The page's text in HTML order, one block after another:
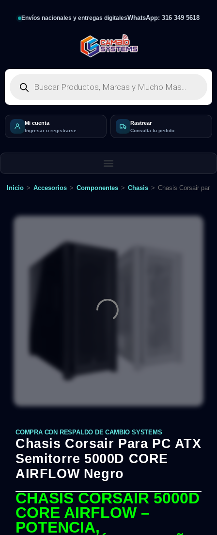
Envíos nacionales y entregas digitalesWhatsApp: 316 349 5618
Mi cuenta
Ingresar o registrarse
Rastrear
Consulta tu pedido
Inicio > Accesorios > Componentes > Chasis > Chasis Corsair para
COMPRA CON RESPALDO DE CAMBIO SYSTEMS
Chasis Corsair Para PC ATX
Semitorre 5000D CORE
AIRFLOW Negro
CHASIS CORSAIR 5000D
CORE AIRFLOW –
POTENCIA,